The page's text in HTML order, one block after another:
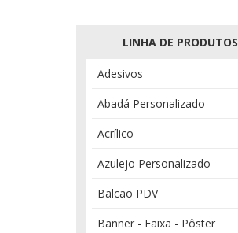
LINHA DE PRODUTOS
Adesivos
Abadá Personalizado
Acrílico
Azulejo Personalizado
Balcão PDV
Banner - Faixa - Pôster